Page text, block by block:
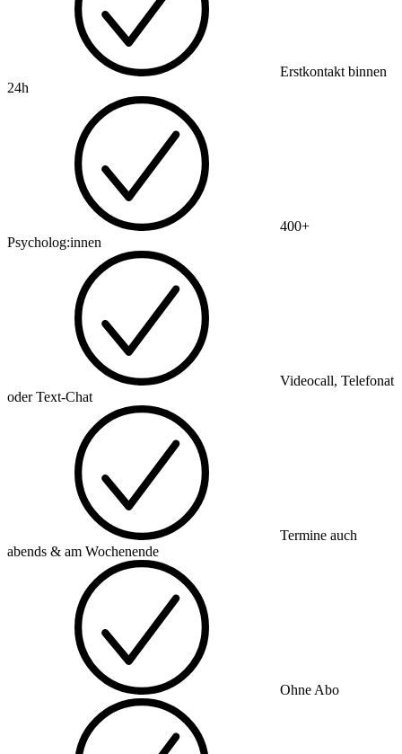
Erstkontakt binnen
24h
400+
Psycholog:innen
Videocall, Telefonat
oder Text-Chat
Termine auch
abends & am Wochenende
Ohne Abo